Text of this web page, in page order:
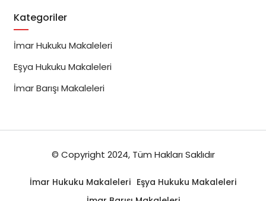
Kategoriler
İmar Hukuku Makaleleri
Eşya Hukuku Makaleleri
İmar Barışı Makaleleri
© Copyright 2024, Tüm Hakları Saklıdır
İmar Hukuku Makaleleri Eşya Hukuku Makaleleri